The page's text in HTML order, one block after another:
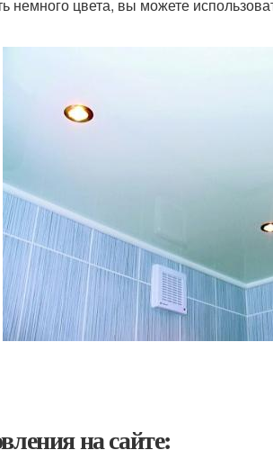
немного цвета, вы можете
на сайте: